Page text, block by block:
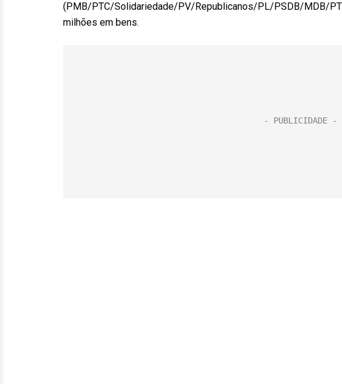
(PMB/PTC/Solidariedade/PV/Republicanos/PL/PSDB/MDB/
milhões em bens.